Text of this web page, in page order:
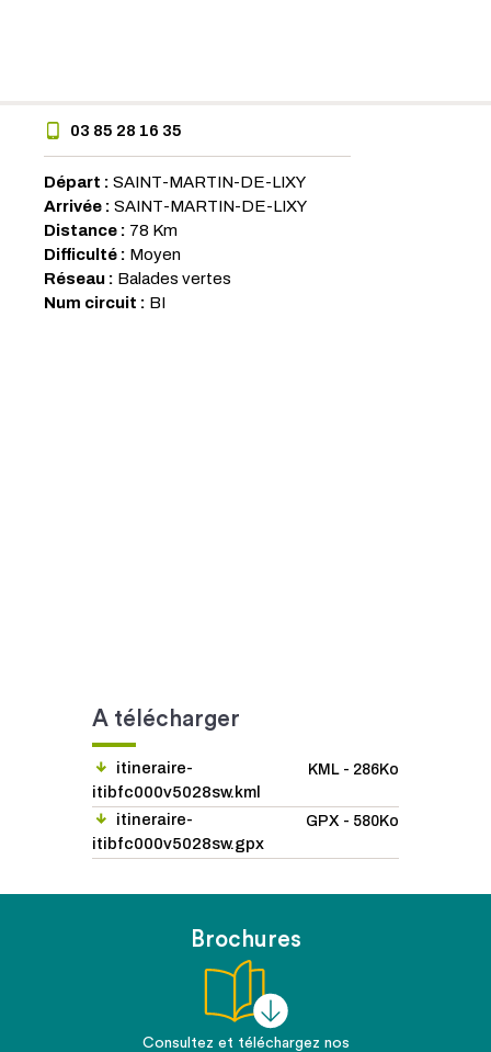
03 85 28 16 35
Départ : SAINT-MARTIN-DE-LIXY
Arrivée : SAINT-MARTIN-DE-LIXY
Distance : 78 Km
Difficulté : Moyen
Réseau : Balades vertes
Num circuit : BI
A télécharger
itineraire-
itibfc000v5028sw.kml
KML - 286Ko
itineraire-
itibfc000v5028sw.gpx
GPX - 580Ko
Brochures
Consultez et téléchargez nos